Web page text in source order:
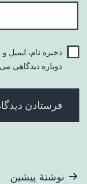
ذخیره نام،
دوباره دیدگاهی
راهبری
نوشتهٔ پیشین